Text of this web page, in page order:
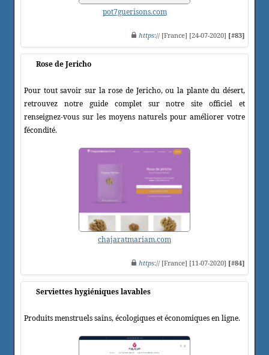
pot7guerisons.com
https:// [France] [24-07-2020] [#83]
Rose de Jericho
Pour tout savoir sur la rose de Jericho, ou la plante du désert,
retrouvez notre guide complet sur notre site officiel et
renseignez-vous sur les moyens naturels pour améliorer votre
fécondité.
chajaratmariam.com
https:// [France] [11-07-2020] [#84]
Serviettes hygiéniques lavables
Produits menstruels sains, écologiques et économiques en ligne.